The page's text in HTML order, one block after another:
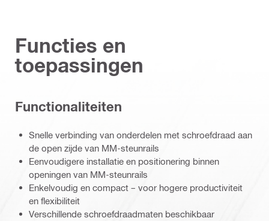
Functies en
toepassingen
Functionaliteiten
Snelle verbinding van onderdelen met schroefdraad aan
de open zijde van MM-steunrails
Eenvoudigere installatie en positionering binnen
openingen van MM-steunrails
Enkelvoudig en compact – voor hogere productiviteit
en flexibiliteit
Verschillende schroefdraadmaten beschikbaar